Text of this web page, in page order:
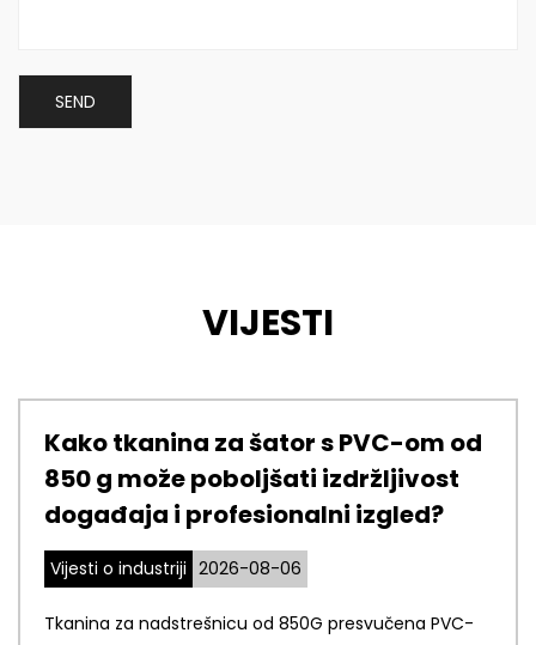
VIJESTI
om od
PVC-
Što čini PTFE arhitektonsku
membranu idealnim
moderne građevinske
Vijesti o industriji
PTFE arhitektonska membrana je